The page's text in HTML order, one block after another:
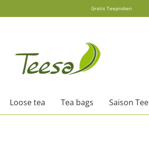
Skip to main navigationGratis Teeproben
Loose tea Tea bags Saison Tee